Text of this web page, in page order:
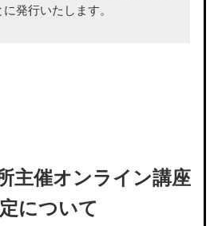
に発行いたします。
主催オンライン講座
について